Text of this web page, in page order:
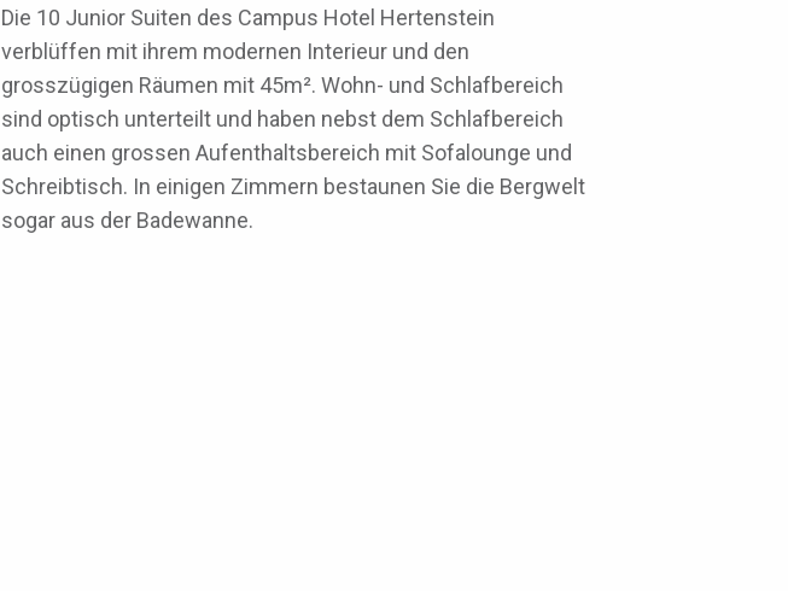
Die 10 Junior Suiten des Campus Hotel Hertenstein
verblüffen mit ihrem modernen Interieur und den
grosszügigen Räumen mit 45m². Wohn- und Schlafbereich
sind optisch unterteilt und haben nebst dem Schlafbereich
auch einen grossen Aufenthaltsbereich mit Sofalounge und
Schreibtisch. In einigen Zimmern bestaunen Sie die Bergwelt
sogar aus der Badewanne.